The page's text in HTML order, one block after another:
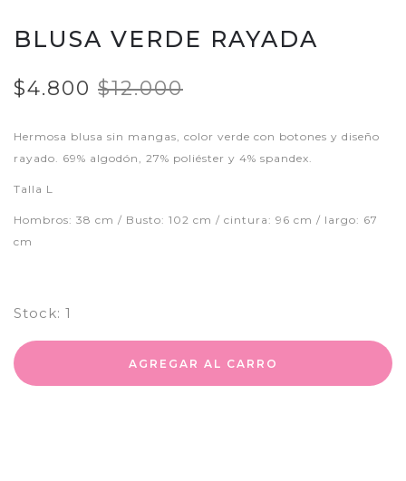
BLUSA VERDE RAYADA
$4.800 $12.000
Hermosa blusa sin mangas, color verde con botones y diseño
rayado. 69% algodón, 27% poliéster y 4% spandex.
Talla L
Hombros: 38 cm / Busto: 102 cm / cintura: 96 cm / largo: 67
cm
Stock: 1
AGREGAR AL CARRO